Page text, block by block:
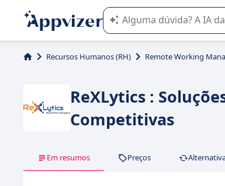
A IA do Appvizer o orienta
Recursos Humanos (RH) Remote Working
ReXLytics :
Competitivas
Em resumos Preços